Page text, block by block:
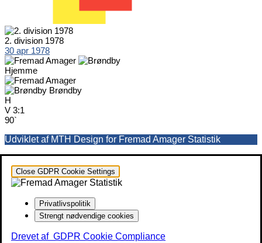
2. division 1978
30 apr 1978
Hjemme
Brøndby
H
V 3:1
90`
Udviklet af MTH Design for Fremad Amager Statistik
Close GDPR Cookie Settings
Privatlivspolitik
Strengt nødvendige cookies
Drevet af GDPR Cookie Compliance